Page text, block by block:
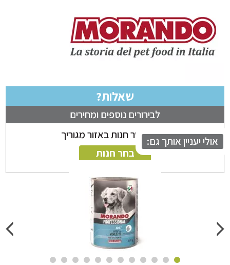
שאלות?
לבירורים נוספים ומחירים
ניתן לבחור חנות באזור מגוריך
בחר חנות
יעניין אותך גם: